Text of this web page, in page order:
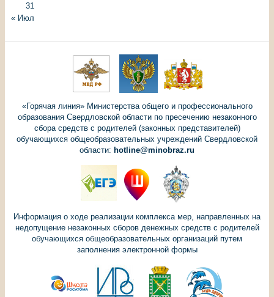
31
« Июл
«Горячая линия» Министерства общего и профессионального
образования Свердловской области по пресечению незаконного
сбора средств с родителей (законных представителей)
обучающихся общеобразовательных учреждений Свердловской
области: hotline@minobraz.ru
Информация о ходе реализации комплекса мер, направленных на
недопущение незаконных сборов денежных средств с родителей
обучающихся общеобразовательных организаций путем
заполнения электронной формы